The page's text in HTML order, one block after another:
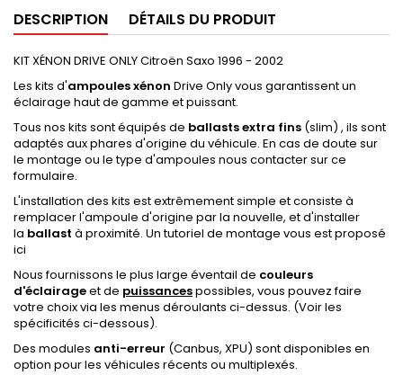
DESCRIPTION DÉTAILS DU PRODUIT
KIT XÉNON DRIVE ONLY Citroën Saxo 1996 - 2002
Les kits d'ampoules xénon Drive Only vous garantissent un
éclairage haut de gamme et puissant.
Tous nos kits sont équipés de ballasts extra fins (slim) , ils sont
adaptés aux phares d'origine du véhicule. En cas de doute sur
le montage ou le type d'ampoules nous contacter sur ce
formulaire.
L'installation des kits est extrêmement simple et consiste à
remplacer l'ampoule d'origine par la nouvelle, et d'installer
la ballast à proximité. Un tutoriel de montage vous est proposé
ici
Nous fournissons le plus large éventail de couleurs
d'éclairageet de puissancespossibles, vous pouvez faire
votre choix via les menus déroulants ci-dessus. (Voir les
spécificités ci-dessous).
Des modules anti-erreur (Canbus, XPU) sont disponibles en
option pour les véhicules récents ou multiplexés.